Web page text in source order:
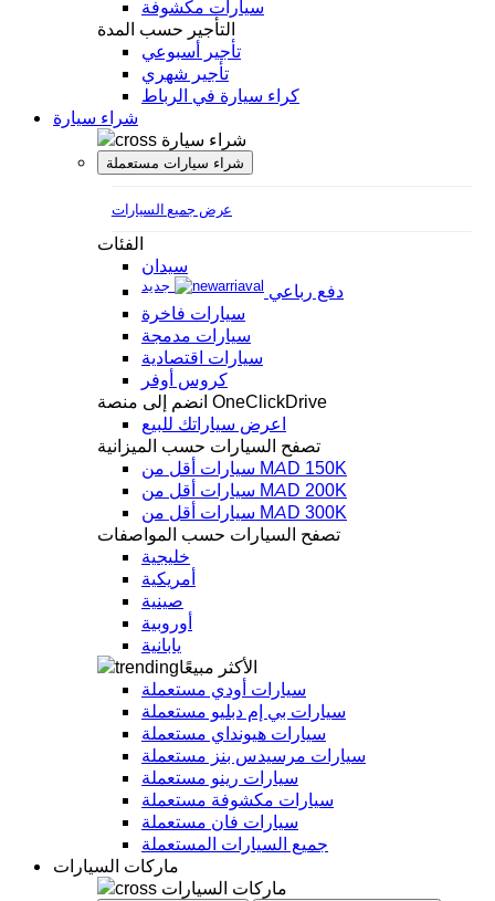
سيارات مكشوفة
التأجير حسب المدة
تأجير أسبوعي
تأجير شهري
كراء سيارة في الرباط
شراء سيارة
شراء سيارة
شراء سيارات مستعملة
عرض جميع السيارات
الفئات
سيدان
دفع رباعي
جديد
سيارات فاخرة
سيارات مدمجة
سيارات اقتصادية
كروس أوفر
انضم إلى منصة OneClickDrive
اعرض سياراتك للبيع
تصفح السيارات حسب الميزانية
سيارات أقل من MAD 150K
سيارات أقل من MAD 200K
سيارات أقل من MAD 300K
تصفح السيارات حسب المواصفات
خليجية
أمريكية
صينية
أوروبية
يابانية
الأكثر مبيعًا
سيارات أودي مستعملة
سيارات بي إم دبليو مستعملة
سيارات هيونداي مستعملة
سيارات مرسيدس بنز مستعملة
سيارات رينو مستعملة
سيارات مكشوفة مستعملة
سيارات فان مستعملة
جميع السيارات المستعملة
ماركات السيارات
ماركات السيارات